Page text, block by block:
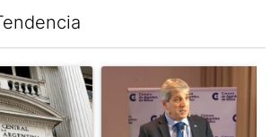
con el título "Las reservas del Banco